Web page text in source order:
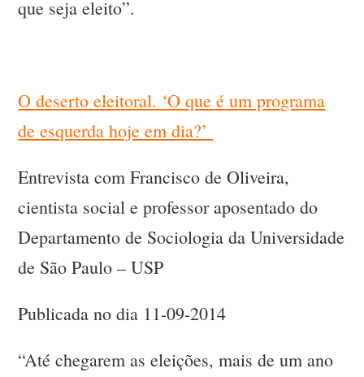
que seja eleito”.
O deserto eleitoral. ‘O que é um programa
de esquerda hoje em dia?’
Entrevista com Francisco de Oliveira,
cientista social e professor aposentado do
Departamento de Sociologia da Universidade
de São Paulo – USP
Publicada no dia 11-09-2014
“Até chegarem as eleições, mais de um ano